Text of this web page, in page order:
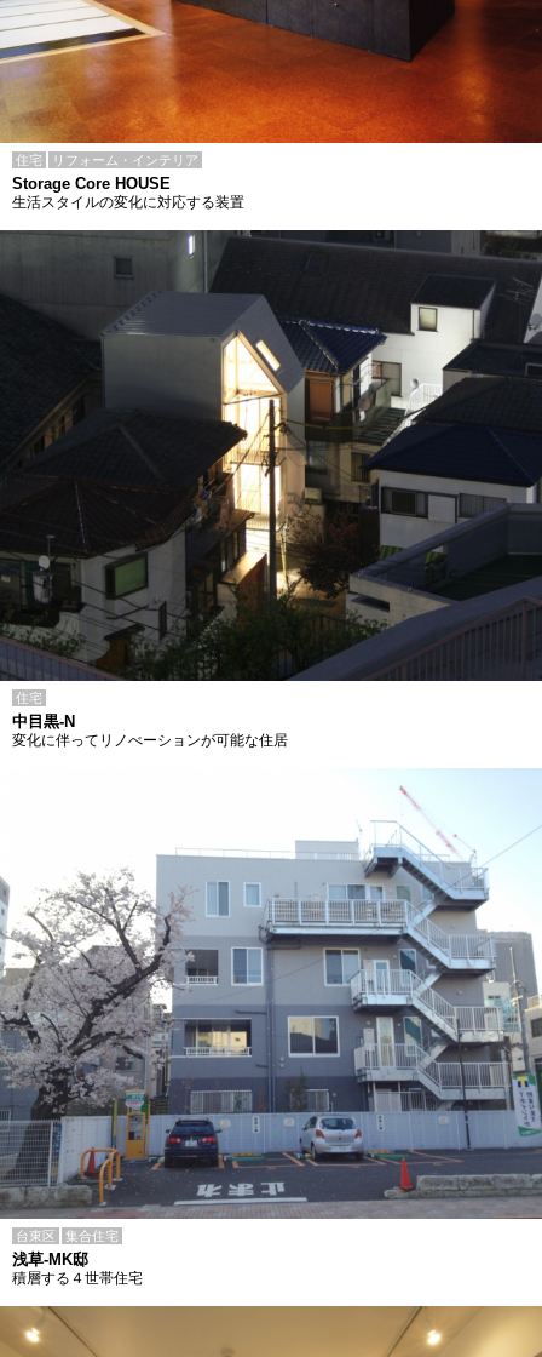
住宅 リフォーム・インテリア
Storage Core HOUSE
生活スタイルの変化に対応する装置
住宅
中目黒-N
変化に伴ってリノべーションが可能な住居
台東区 集合住宅
浅草-MK邸
積層する４世帯住宅